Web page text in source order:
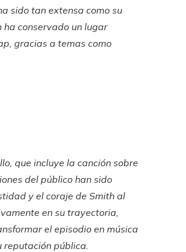
sido tan extensa como su
conservado un lugar
gracias a temas como
que incluye la canción sobre
del público han sido
y el coraje de Smith al
en su trayectoria,
el episodio en música
reputación pública.